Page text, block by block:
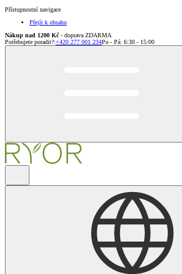
Přístupnostní navigace
Přejít k obsahu
Nákup nad 1200 Kč - doprava ZDARMA
Potřebujete poradit?:+420 277 001 234Po - Pá: 6:30 - 15:00